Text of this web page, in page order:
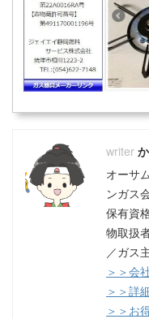
オーサ
ンガス
保有資
物取扱
／ガス
＞＞会
＞＞詳
＞＞お